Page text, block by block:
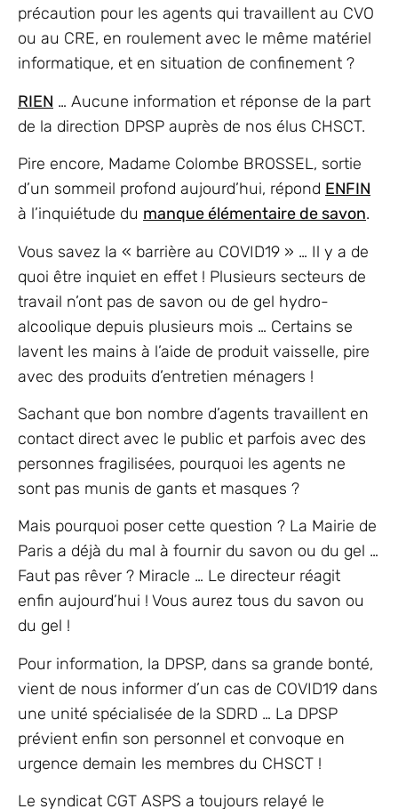
précaution pour les agents qui travaillent au CVO
ou au CRE, en roulement avec le même matériel
informatique, et en situation de confinement ?
RIEN … Aucune information et réponse de la part
de la direction DPSP auprès de nos élus CHSCT.
Pire encore, Madame Colombe BROSSEL, sortie
d’un sommeil profond aujourd’hui, répond ENFIN
à l’inquiétude du manque élémentaire de savon.
Vous savez la « barrière au COVID19 » … Il y a de
quoi être inquiet en effet ! Plusieurs secteurs de
travail n’ont pas de savon ou de gel hydro-
alcoolique depuis plusieurs mois … Certains se
lavent les mains à l’aide de produit vaisselle, pire
avec des produits d’entretien ménagers !
Sachant que bon nombre d’agents travaillent en
contact direct avec le public et parfois avec des
personnes fragilisées, pourquoi les agents ne
sont pas munis de gants et masques ?
Mais pourquoi poser cette question ? La Mairie de
Paris a déjà du mal à fournir du savon ou du gel …
Faut pas rêver ? Miracle … Le directeur réagit
enfin aujourd’hui ! Vous aurez tous du savon ou
du gel !
Pour information, la DPSP, dans sa grande bonté,
vient de nous informer d’un cas de COVID19 dans
une unité spécialisée de la SDRD … La DPSP
prévient enfin son personnel et convoque en
urgence demain les membres du CHSCT !
Le syndicat CGT ASPS a toujours relayé le